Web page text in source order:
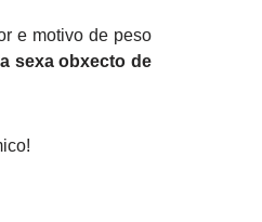
e motivo de peso
sexa obxecto de